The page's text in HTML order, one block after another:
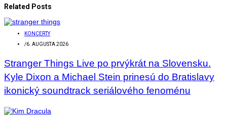
Related Posts
KONCERTY
/6. AUGUSTA 2026
Stranger Things Live po prvýkrát na Slovensku.
Kyle Dixon a Michael Stein prinesú do Bratislavy
ikonický soundtrack seriálového fenoménu